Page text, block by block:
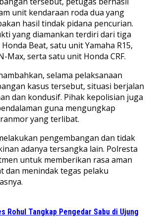
unit kendaraan roda dua yang
hasil tindak pidana pencurian.
yang diamankan terdiri dari tiga
Beat, satu unit Yamaha R15,
Max, serta satu unit Honda CRF.
selama pelaksanaan
kasus tersebut, situasi berjalan
dan kondusif. Pihak kepolisian juga
guna mengungkap
yang terlibat.
pengembangan dan tidak
adanya tersangka lain. Polresta
untuk memberikan rasa aman
dan menindak tegas pelaku
Rohul Tangkap Pengedar Sabu di Ujung